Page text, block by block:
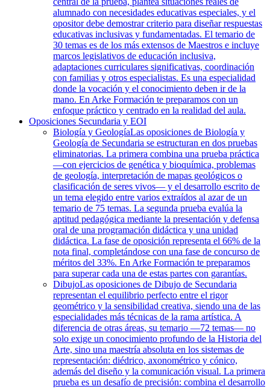
alumnado con necesidades educativas especiales, y el
opositor debe demostrar criterio para diseñar respuestas
educativas inclusivas y fundamentadas. El temario de
30 temas es de los más extensos de Maestros e incluye
marcos legislativos de educación inclusiva,
adaptaciones curriculares significativas, coordinación
con familias y otros especialistas. Es una especialidad
donde la vocación y el conocimiento deben ir de la
mano. En Arke Formación te preparamos con un
enfoque práctico y centrado en la realidad del aula.
Oposiciones Secundaria y EOI
Biología y GeologíaLas oposiciones de Biología y
Geología de Secundaria se estructuran en dos pruebas
eliminatorias. La primera combina una prueba práctica
—con ejercicios de genética y bioquímica, problemas
de geología, interpretación de mapas geológicos o
clasificación de seres vivos— y el desarrollo escrito de
un tema elegido entre varios extraídos al azar de un
temario de 75 temas. La segunda prueba evalúa la
aptitud pedagógica mediante la presentación y defensa
oral de una programación didáctica y una unidad
didáctica. La fase de oposición representa el 66% de la
nota final, completándose con una fase de concurso de
méritos del 33%. En Arke Formación te preparamos
para superar cada una de estas partes con garantías.
DibujoLas oposiciones de Dibujo de Secundaria
representan el equilibrio perfecto entre el rigor
geométrico y la sensibilidad creativa, siendo una de las
especialidades más técnicas de la rama artística. A
diferencia de otras áreas, su temario —72 temas— no
solo exige un conocimiento profundo de la Historia del
Arte, sino una maestría absoluta en los sistemas de
representación: diédrico, axonométrico y cónico,
además del diseño y la comunicación visual. La primera
prueba es un desafío de precisión: combina el desarrollo